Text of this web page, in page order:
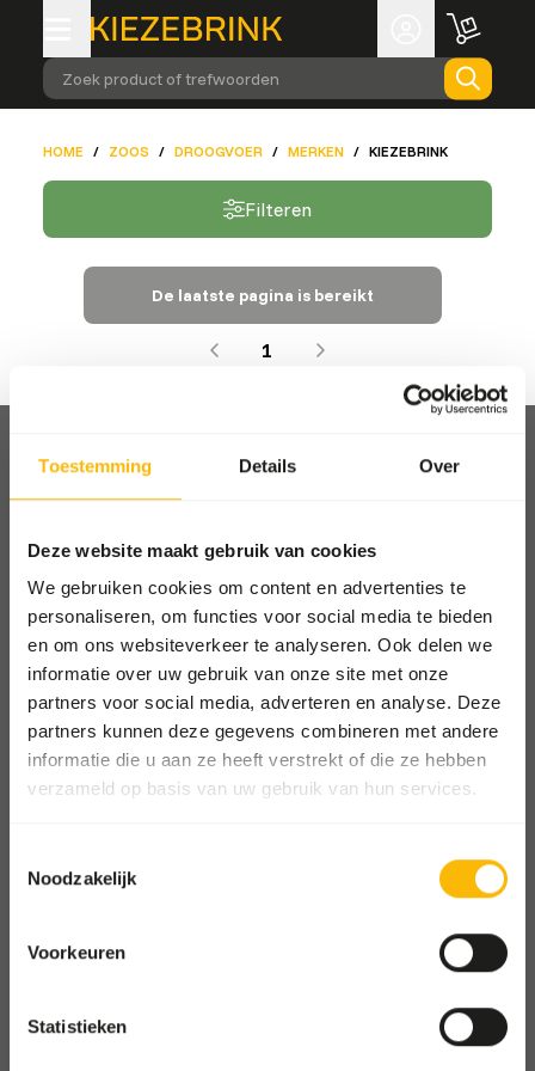
Toestemming Details Over
Deze website maakt gebruik van cookies
We gebruiken cookies om content en advertenties te
personaliseren, om functies voor social media te bieden
en om ons websiteverkeer te analyseren. Ook delen we
informatie over uw gebruik van onze site met onze
partners voor social media, adverteren en analyse. Deze
partners kunnen deze gegevens combineren met andere
informatie die u aan ze heeft verstrekt of die ze hebben
verzameld op basis van uw gebruik van hun services.
Noodzakelijk
Voorkeuren
Statistieken
Zoek product of trefwoorden
HOME / ZOOS / DROOGVOER / MERKEN / KIEZEBRINK
Filteren
De laatste pagina is bereikt
1
FOR ZOOS
Ga naar onze one-stop-shop
Afhalen en bezorgen
Locaties
Nieuws
Contact
Oude Heerweg Ruiter 73